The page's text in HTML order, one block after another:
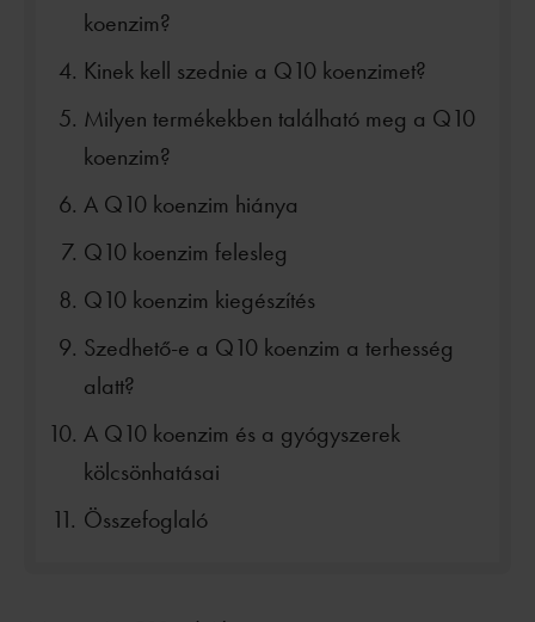
koenzim?
Kinek kell szednie a Q10 koenzimet?
Milyen termékekben található meg a Q10
koenzim?
A Q10 koenzim hiánya
Q10 koenzim felesleg
Q10 koenzim kiegészítés
Szedhető-e a Q10 koenzim a terhesség
alatt?
A Q10 koenzim és a gyógyszerek
kölcsönhatásai
Összefoglaló